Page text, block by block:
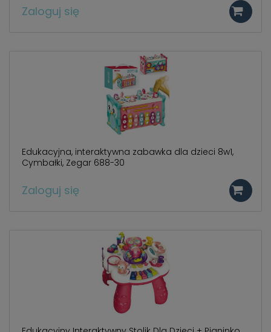
Zaloguj się
Edukacyjna, interaktywna zabawka dla dzieci 8w1,
Cymbałki, Zegar 688-30
Zaloguj się